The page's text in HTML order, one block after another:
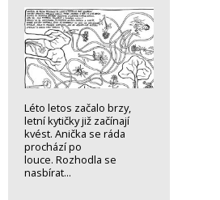
Léto letos začalo brzy,
letní kytičky již začínají
kvést. Anička se ráda
prochází po
louce. Rozhodla se
nasbírat...